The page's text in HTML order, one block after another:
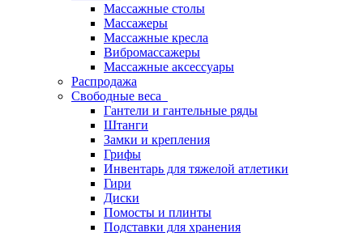
Массажные столы
Массажеры
Массажные кресла
Вибромассажеры
Массажные аксессуары
Распродажа
Свободные веса
Гантели и гантельные ряды
Штанги
Замки и крепления
Грифы
Инвентарь для тяжелой атлетики
Гири
Диски
Помосты и плинты
Подставки для хранения